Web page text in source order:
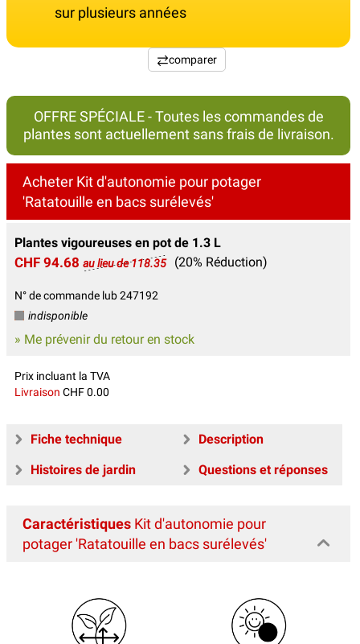
sur plusieurs années
comparer
OFFRE SPÉCIALE - Toutes les commandes de
plantes sont actuellement sans frais de livraison.
Acheter Kit d'autonomie pour potager
'Ratatouille en bacs surélevés'
Plantes vigoureuses en pot de 1.3 L
CHF 94.68 au lieu de 118.35 (20% Réduction)
N° de commande lub 247192
indisponible
» Me prévenir du retour en stock
Prix incluant la TVA
Livraison CHF 0.00
Fiche technique
Description
Histoires de jardin
Questions et réponses
Caractéristiques Kit d'autonomie pour
potager 'Ratatouille en bacs surélevés'